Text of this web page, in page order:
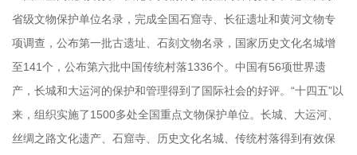
省级文物保护单位名录，完成全国石窟寺、长征遗址和黄河文物专
项调查，公布第一批古遗址、石刻文物名录，国家历史文化名城增
至141个，公布第六批中国传统村落1336个。中国有56项世界遗
产，长城和大运河的保护和管理得到了国际社会的好评。“十四五”以
来，组织实施了1500多处全国重点文物保护单位。长城、大运河、
丝绸之路文化遗产、石窟寺、历史文化名城、传统村落得到有效保